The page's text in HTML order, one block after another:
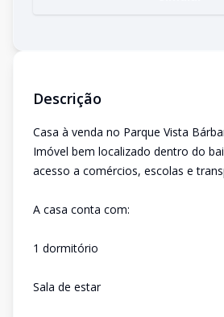
Descrição
Casa à venda no Parque Vista
Imóvel bem localizado dentro do
acesso a comércios, escolas e
A casa conta com:
1 dormitório
Sala de estar